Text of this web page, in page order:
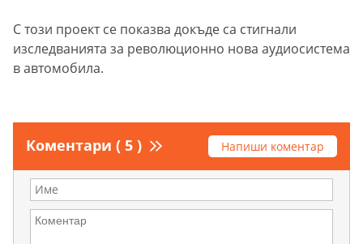
С този проект се показва докъде са стигнали
изследванията за революционно нова аудиосистема
в автомобила.
Коментари ( 5 ) Напиши коментар